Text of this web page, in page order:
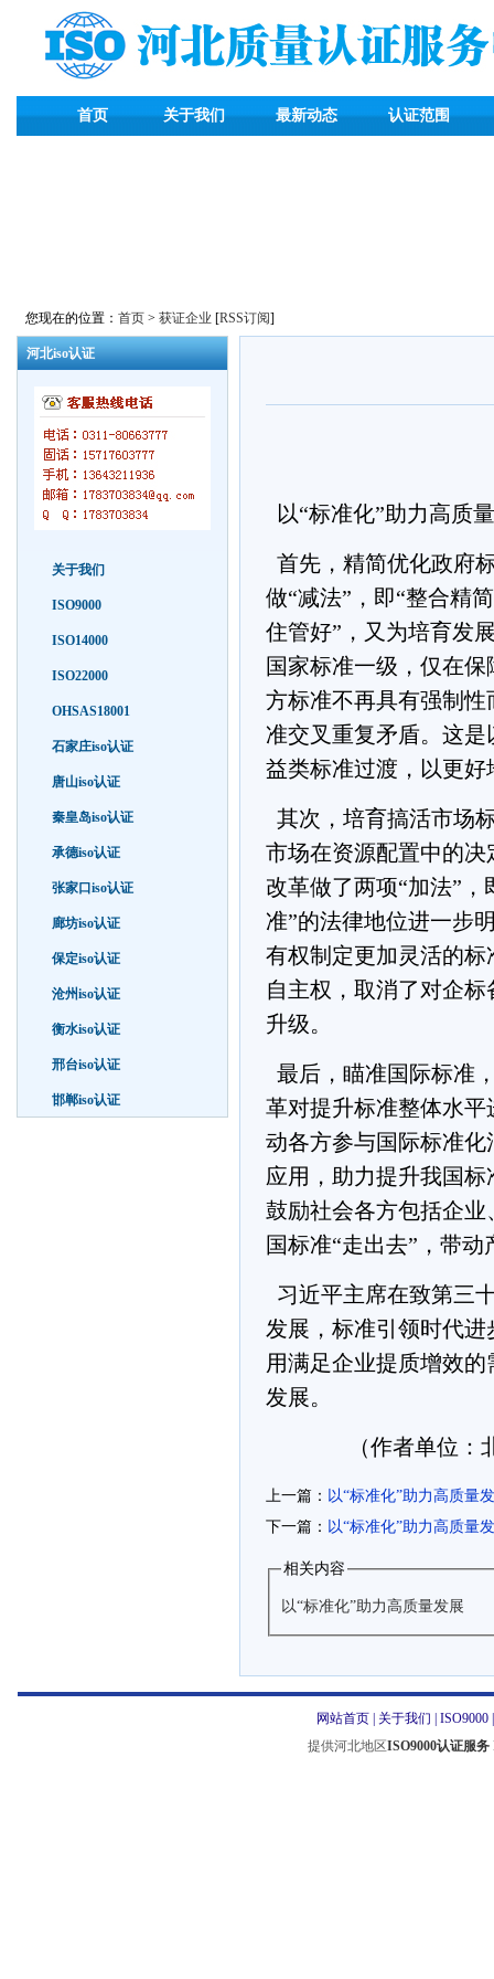
首页 关于我们 最新动态 认证范围
您现在的位置： 首页 > 获证企业 [RSS订阅]
河北iso认证
关于我们
ISO9000
ISO14000
ISO22000
OHSAS18001
石家庄iso认证
唐山iso认证
秦皇岛iso认证
承德iso认证
张家口iso认证
廊坊iso认证
保定iso认证
沧州iso认证
衡水iso认证
邢台iso认证
邯郸iso认证
以“标准化”助力高质
首先，精简优化政府
做“减法”，即“整合精
住管好”，又为培育发
国家标准一级，仅在
方标准不再具有强制
准交叉重复矛盾。这
益类标准过渡，以更
其次，培育搞活市场
市场在资源配置中的
改革做了两项“加法”，
准”的法律地位进一步
有权制定更加灵活的
自主权，取消了对企
升级。
最后，瞄准国际标准
革对提升标准整体水
动各方参与国际标准
应用，助力提升我国
鼓励社会各方包括企
国标准“走出去”，带
习近平主席在致第三
发展，标准引领时代
用满足企业提质增效
发展。
（作者单位：北京
上一篇： 以“标准化”助力高质量
下一篇： 以“标准化”助力高质量
相关内容
以“标准化”助力高质量发展
网站首页| 关于我们 ISO9000
提供河北地区ISO9000认证服务